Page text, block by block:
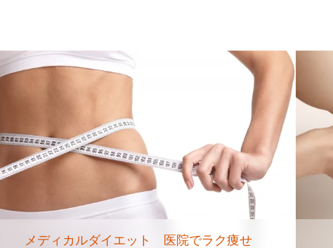
メディカルダイエット 医院でラク痩せ